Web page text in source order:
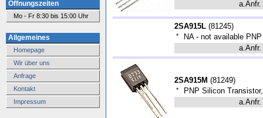
Öffnungszeiten
Mo - Fr 8:30 bis 15:00 Uhr
Allgemeines
Homepage
Wir über uns
Anfrage
Kontakt
Impressum
a.Anfr.
2SA915L (81245)
*
NA - not available
a.Anfr.
2SA915M (81249)
*
PNP Silicon
a.Anfr.